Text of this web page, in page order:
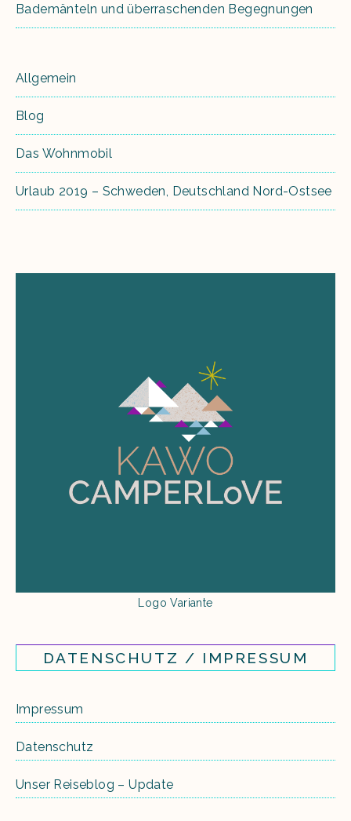
Bademänteln und überraschenden Begegnungen
Allgemein
Blog
Das Wohnmobil
Urlaub 2019 – Schweden, Deutschland Nord-Ostsee
Logo Variante
DATENSCHUTZ / IMPRESSUM
Impressum
Datenschutz
Unser Reiseblog – Update